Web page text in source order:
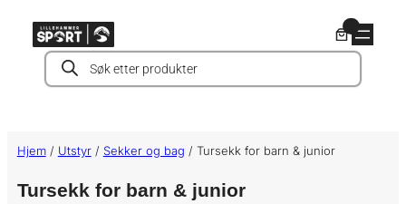
innholdProducts
search
Hjem/ Utstyr/ Sekker og bag / Tursekk for barn & junior
Tursekk for barn & junior